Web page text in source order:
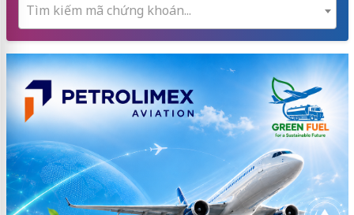
Tìm kiếm mã chứng khoán...